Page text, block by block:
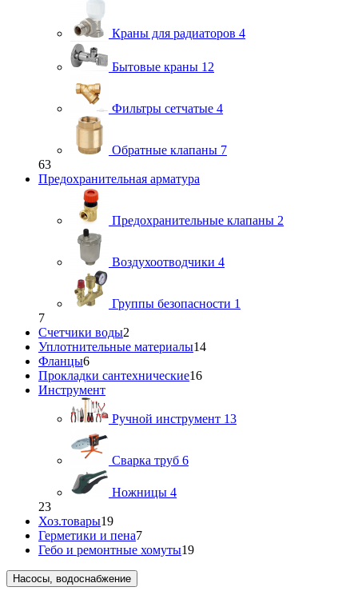
Краны для радиаторов 4
Бытовые краны 12
Фильтры сетчатые 4
Обратные клапаны 7
63
Предохранительная арматура
Предохранительные клапаны 2
Воздухоотводчики 4
Группы безопасности 1
7
Счетчики воды2
Уплотнительные материалы14
Фланцы6
Прокладки сантехнические16
Инструмент
Ручной инструмент 13
Сварка труб 6
Ножницы 4
23
Хоз.товары19
Герметики и пена7
Гебо и ремонтные хомуты19
Насосы, водоснабжение